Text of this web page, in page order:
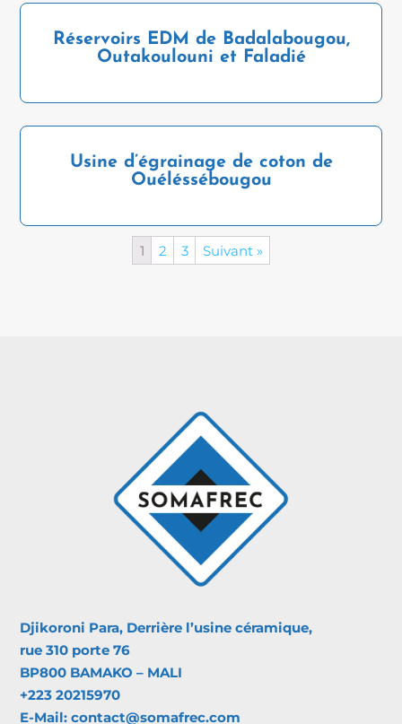
Réservoirs EDM de Badalabougou,
Outakoulouni et Faladié
Usine d’égrainage de coton de
Ouéléssébougou
1 2 3 Suivant »
Djikoroni Para, Derrière l’usine céramique,
rue 310 porte 76
BP800 BAMAKO – MALI
+223 20215970
E-Mail: contact@somafrec.com